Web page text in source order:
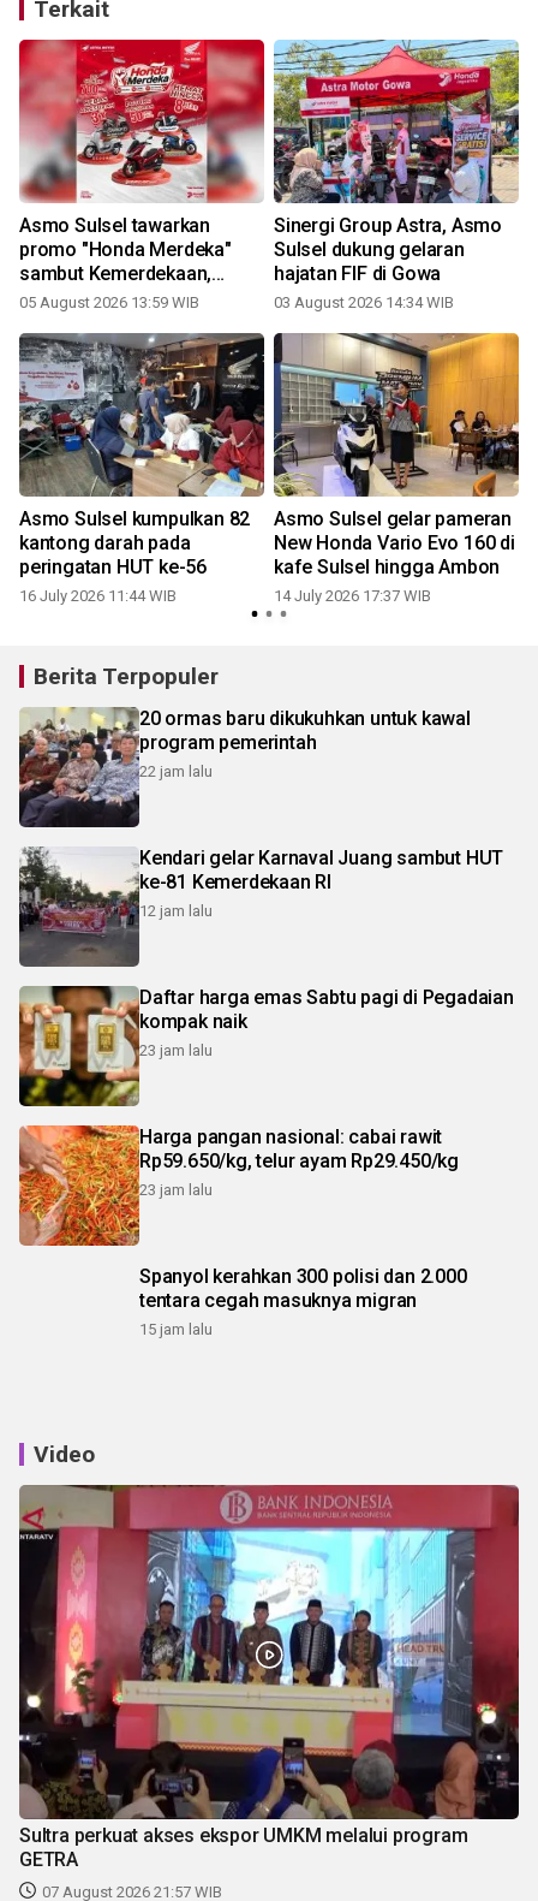
Terkait
Asmo Sulsel tawarkan
promo "Honda Merdeka"
sambut Kemerdekaan,
hemat hingga Rp8 juta
05 August 2026 13:59 WIB
Sinergi Group Astra, Asmo
Sulsel dukung gelaran
hajatan FIF di Gowa
03 August 2026 14:34 WIB
Asmo Sulsel kumpulkan 82
kantong darah pada
peringatan HUT ke-56
16 July 2026 11:44 WIB
Asmo Sulsel gelar pameran
New Honda Vario Evo 160 di
kafe Sulsel hingga Ambon
14 July 2026 17:37 WIB
Berita Terpopuler
20 ormas baru dikukuhkan untuk kawal
program pemerintah
22 jam lalu
Kendari gelar Karnaval Juang sambut HUT
ke-81 Kemerdekaan RI
12 jam lalu
Daftar harga emas Sabtu pagi di Pegadaian
kompak naik
23 jam lalu
Harga pangan nasional: cabai rawit
Rp59.650/kg, telur ayam Rp29.450/kg
23 jam lalu
Spanyol kerahkan 300 polisi dan 2.000
tentara cegah masuknya migran
15 jam lalu
Video
Sultra perkuat akses ekspor UMKM melalui program
GETRA
07 August 2026 21:57 WIB